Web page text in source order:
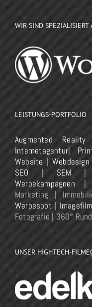
WIR SIND SPEZIALISIERT
LEISTUNGS-PORTFOLIO
Augmented Reality
Internetagentur|
Website | Webdesign
SEO | SEM
Werbekampagnen |
Marketing |
Werbespot | Imagefilm
Fotografie | 360°
UNSER HIGHTECH-